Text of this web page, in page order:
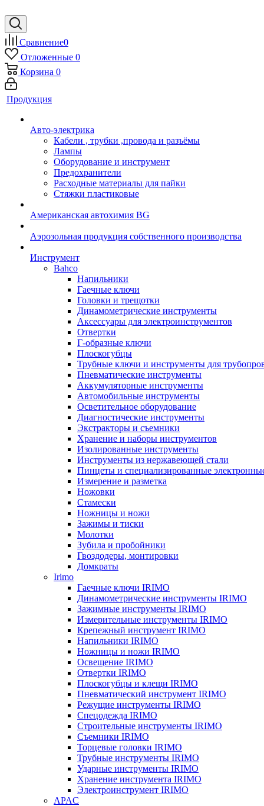
Сравнение0
Отложенные 0
Корзина 0
Продукция
Авто-электрика
Кабели , трубки ,провода и разъёмы
Лампы
Оборудование и инструмент
Предохранители
Расходные материалы для пайки
Стяжки пластиковые
Американская автохимия BG
Аэрозольная продукция собственного производства
Инструмент
Bahco
Напильники
Гаечные ключи
Головки и трещотки
Динамометрические инструменты
Аксессуары для электроинструментов
Отвертки
Г-образные ключи
Плоскогубцы
Трубные ключи и инструменты для
Пневматические инструменты
Аккумуляторные инструменты
Автомобильные инструменты
Осветительное оборудование
Диагностические инструменты
Экстракторы и съемники
Хранение и наборы инструментов
Изолированные инструменты
Инструменты из нержавеющей стали
Пинцеты и специализированные
Измерение и разметка
Ножовки
Стамески
Ножницы и ножи
Зажимы и тиски
Молотки
Зубила и пробойники
Гвоздодеры, монтировки
Домкраты
Irimo
Гаечные ключи IRIMO
Динамометрические инструменты IRIMO
Зажимные инструменты IRIMO
Измерительные инструменты IRIMO
Крепежный инструмент IRIMO
Напильники IRIMO
Ножницы и ножи IRIMO
Освещение IRIMO
Отвертки IRIMO
Плоскогубцы и клещи IRIMO
Пневматический инструмент IRIMO
Режущие инструменты IRIMO
Спецодежда IRIMO
Строительные инструменты IRIMO
Съемники IRIMO
Торцевые головки IRIMO
Трубные инструменты IRIMO
Ударные инструменты IRIMO
Хранение инструмента IRIMO
Электроинструмент IRIMO
APAC